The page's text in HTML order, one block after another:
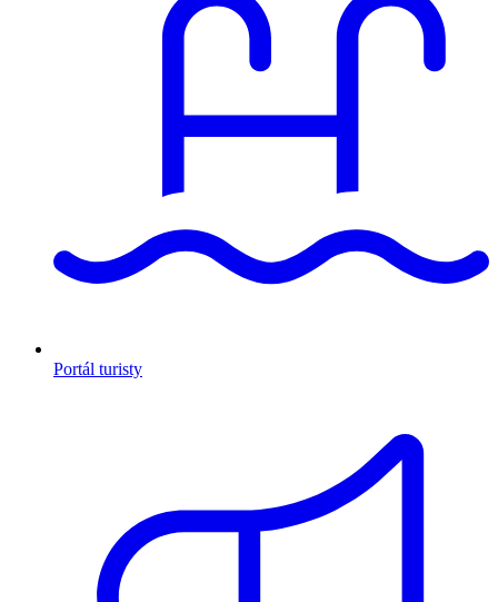
Portál turisty